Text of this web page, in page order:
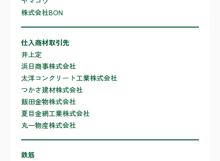
株式会社BON
仕入商材取引先
井上定
浜日商事株式会社
太洋コンクリート工業株式会社
つかさ建材株式会社
飯田金物株式会社
夏目金網工業株式会社
丸一物産株式会社
鉄筋